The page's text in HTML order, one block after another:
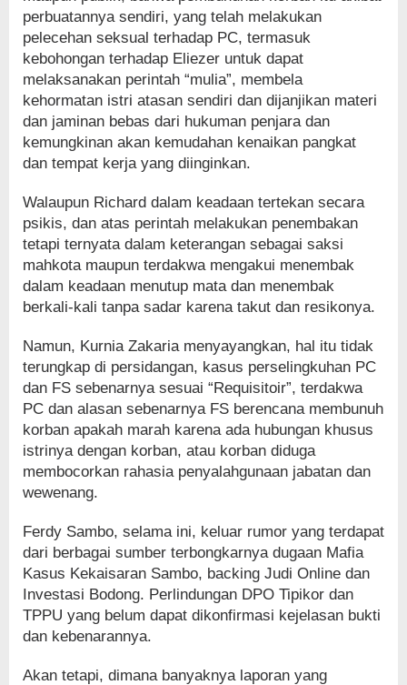
perbuatannya sendiri, yang telah melakukan
pelecehan seksual terhadap PC, termasuk
kebohongan terhadap Eliezer untuk dapat
melaksanakan perintah “mulia”, membela
kehormatan istri atasan sendiri dan dijanjikan materi
dan jaminan bebas dari hukuman penjara dan
kemungkinan akan kemudahan kenaikan pangkat
dan tempat kerja yang diinginkan.
Walaupun Richard dalam keadaan tertekan secara
psikis, dan atas perintah melakukan penembakan
tetapi ternyata dalam keterangan sebagai saksi
mahkota maupun terdakwa mengakui menembak
dalam keadaan menutup mata dan menembak
berkali-kali tanpa sadar karena takut dan resikonya.
Namun, Kurnia Zakaria menyayangkan, hal itu tidak
terungkap di persidangan, kasus perselingkuhan PC
dan FS sebenarnya sesuai “Requisitoir”, terdakwa
PC dan alasan sebenarnya FS berencana membunuh
korban apakah marah karena ada hubungan khusus
istrinya dengan korban, atau korban diduga
membocorkan rahasia penyalahgunaan jabatan dan
wewenang.
Ferdy Sambo, selama ini, keluar rumor yang terdapat
dari berbagai sumber terbongkarnya dugaan Mafia
Kasus Kekaisaran Sambo, backing Judi Online dan
Investasi Bodong. Perlindungan DPO Tipikor dan
TPPU yang belum dapat dikonfirmasi kejelasan bukti
dan kebenarannya.
Akan tetapi, dimana banyaknya laporan yang